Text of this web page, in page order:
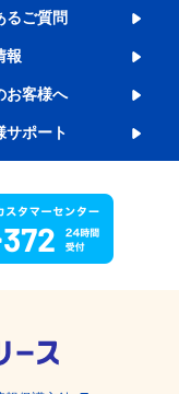
るご質問
報
お客様へ
サポート